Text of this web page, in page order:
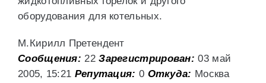
оборудования для котельных.
М.Кирилл Претендент
Сообщения: 22Зарегистрирован: 03 май
2005, 15:21 Репутация: 0 Откуда: Москва